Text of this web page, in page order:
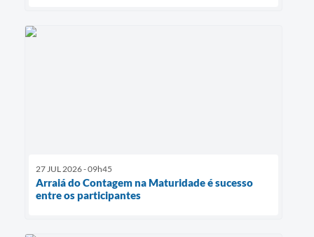
27 JUL 2026 - 09h45
Arraiá do Contagem na Maturidade é sucesso
entre os participantes